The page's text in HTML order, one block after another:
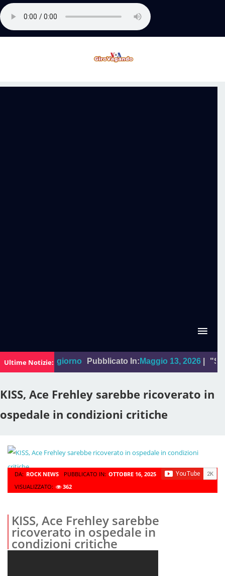
Ultime Notizie:
foto del giorno Pubblicato In:Maggio 13, 2026| "Sal Da
KISS, Ace Frehley sarebbe ricoverato in
ospedale in condizioni critiche
DA: ROCK NEWS PUBBLICATO IN: OTTOBRE 16, 2025
VISUALIZZATO:
362
KISS, Ace Frehley sarebbe
ricoverato in ospedale in
condizioni critiche